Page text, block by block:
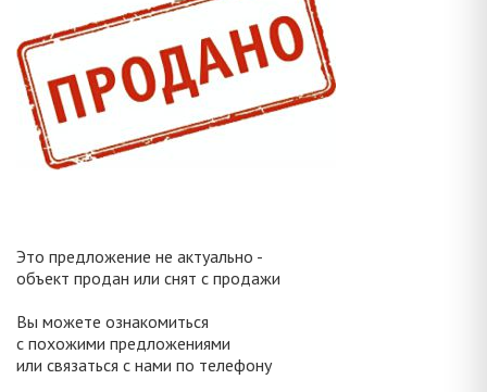
Это предложение не актуально -
объект продан или снят с продажи
Вы можете ознакомиться
с похожими предложениями
или связаться с нами по телефону